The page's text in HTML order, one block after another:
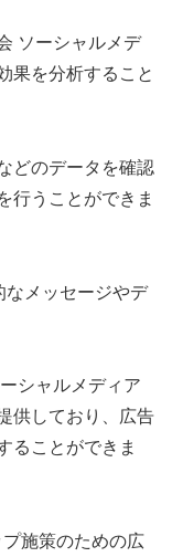
ソーシャルメデ
果を分析すること
どのデータを確認
行うことができま
なメッセージやデ
シャルメディア
供しており、広告
ることができま
施策のための広